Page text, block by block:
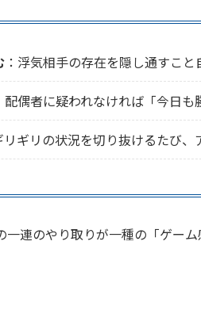
：浮気相手の存在を隠し通すこ
配偶者に疑われなければ「今日
リギリの状況を切り抜けるたび
連のやり取りが一種の「ゲーム